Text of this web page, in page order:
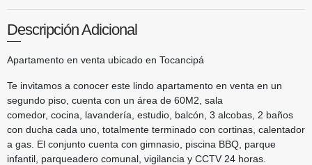
Descripción Adicional
Apartamento en venta ubicado en Tocancipá
Te invitamos a conocer este lindo apartamento en venta en un
segundo piso, cuenta con un área de 60M2, sala
comedor, cocina, lavandería, estudio, balcón, 3 alcobas, 2 baños
con ducha cada uno, totalmente terminado con cortinas, calentador
a gas. El conjunto cuenta con gimnasio, piscina BBQ, parque
infantil, parqueadero comunal, vigilancia y CCTV 24 horas.